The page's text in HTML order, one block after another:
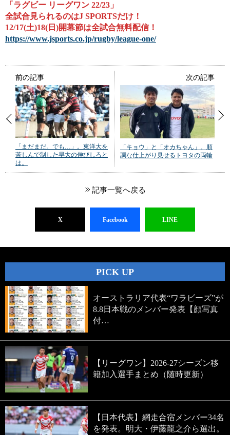
「ラグビー リーグワン 22/23」
全試合見られるのはJ SPORTSだけ！
12/17(土)18(日)開幕節は全試合無料配信！
https://www.jsports.co.jp/rugby/league-one/
前の記事
「まだまだ。でも…」。東洋大を
苦しんで制した早大の伸びしろと
は。
次の記事
「キョウ」と「オカちゃん」。順
調な仕上がり見せるトヨタの両輪
記事一覧へ戻る
X Facebook LINE
PICK UP
オーストラリア代表“ワラビーズ”が
8.8日本戦のメンバー発表【顔写真
付…
【リーグワン】2026-27シーズン移
籍加入選手まとめ（随時更新）
【日本代表】網走合宿メンバー34名
を発表。明大・伊藤龍之介ら選出。